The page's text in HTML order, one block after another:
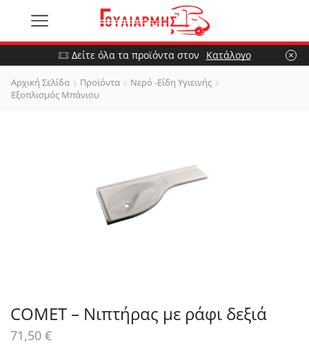
Δείτε όλα τα προϊόντα στον Κατάλογο
Αρχική Σελίδα Προϊόντα
Νερό -Είδη Υγιεινής
Εξοπλισμός Μπάνιου
COMET – Νιπτήρας με ράφι δεξιά
71,50 €